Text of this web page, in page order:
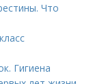
Что
Гигиена